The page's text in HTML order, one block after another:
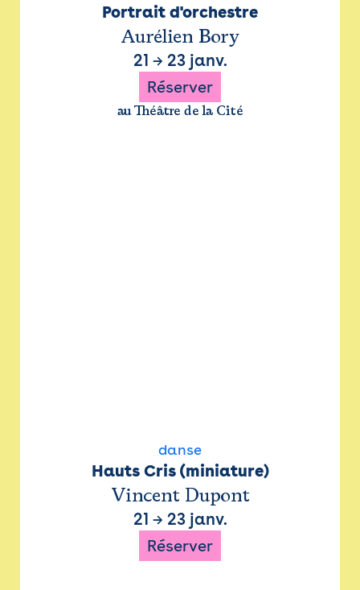
Portrait d'orchestre
Aurélien Bory
21 → 23 janv.
Réserver
au Théâtre de la Cité
danse
Hauts Cris (miniature)
Vincent Dupont
21 → 23 janv.
Réserver